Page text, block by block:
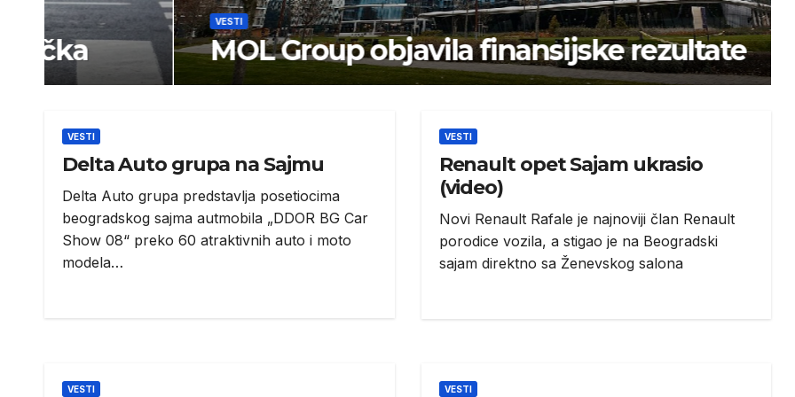
VESTI
MOL Group objavila finansijske rezultate
VESTI
Delta Auto grupa na Sajmu
Delta Auto grupa predstavlja posetiocima
beogradskog sajma autmobila „DDOR BG Car
Show 08“ preko 60 atraktivnih auto i moto
modela…
VESTI
Renault opet Sajam ukrasio
(video)
Novi Renault Rafale je najnoviji član Renault
porodice vozila, a stigao je na Beogradski
sajam direktno sa Ženevskog salona
VESTI VESTI